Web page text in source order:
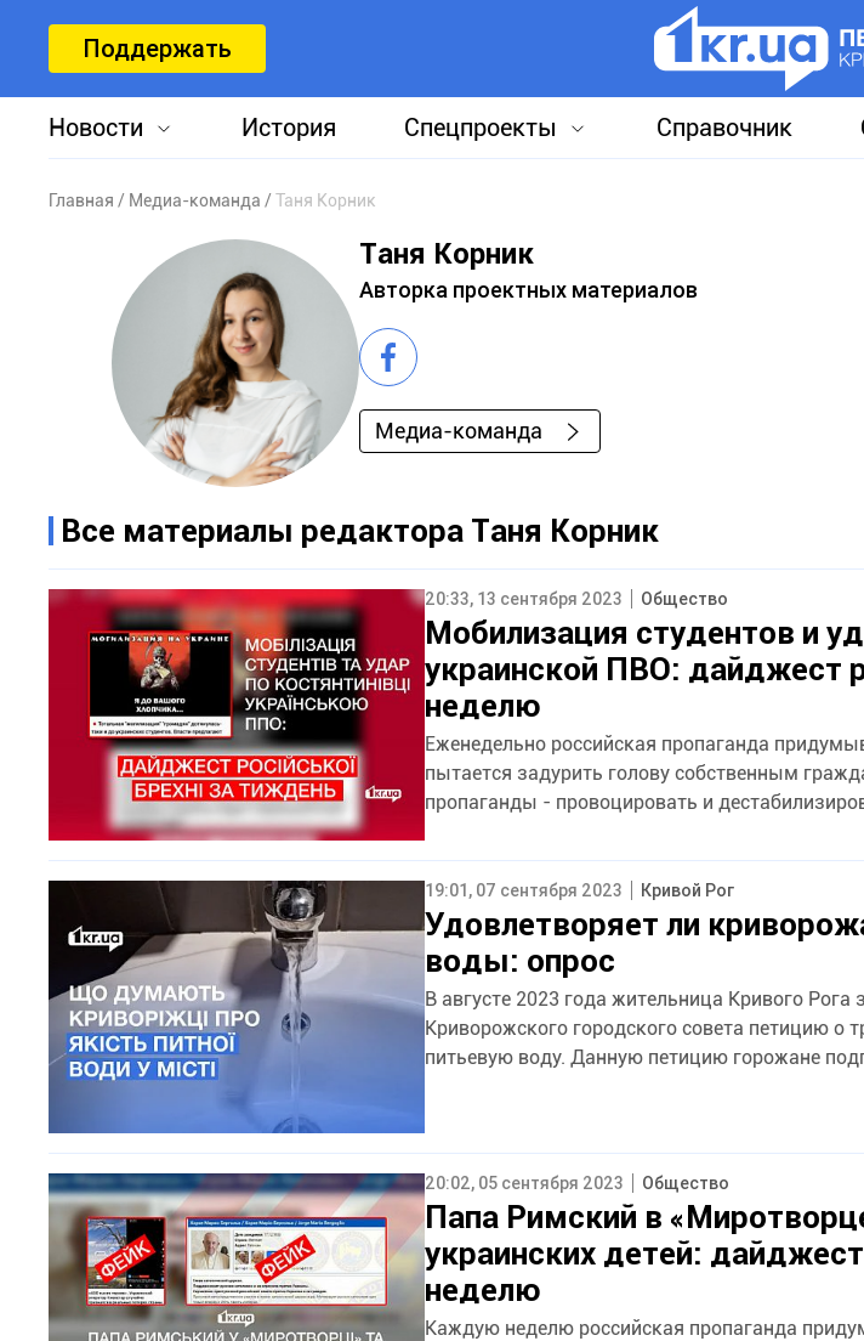
Поддержать
Новости История Спецпроекты Справочник
Главная Медиа-команда Таня Корник
Таня Корник
Авторка проектных материалов
Медиа-команда
Все материалы редактора Таня Корник
20:33, 13 сентября 2023 Общество
Мобилизация студентов и
украинской ПВО: дайджест
неделю
Еженедельно российская пропаганда
пытается задурить голову собственным
пропаганды - провоцировать и
19:01, 07 сентября 2023 Кривой Рог
Удовлетворяет ли
воды: опрос
В августе 2023 года жительница Кривого Рога
Криворожского городского совета петицию о
питьевую воду. Данную петицию горожане
20:02, 05 сентября 2023 Общество
Папа Римский в
украинских детей:
неделю
Каждую неделю российская пропаганда